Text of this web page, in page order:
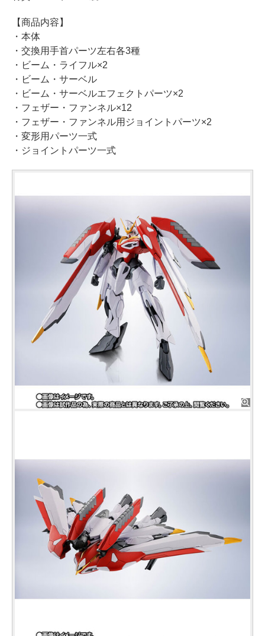
【商品内容】
・本体
・交換用手首パーツ左右各3種
・ビーム・ライフル×2
・ビーム・サーベル
・ビーム・サーベルエフェクトパーツ×2
・フェザー・ファンネル×12
・フェザー・ファンネル用ジョイントパーツ×2
・変形用パーツ一式
・ジョイントパーツ一式